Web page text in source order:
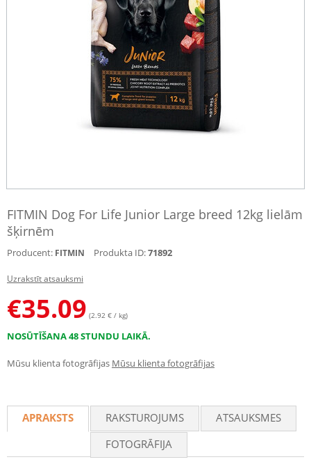
FITMIN Dog For Life Junior Large breed 12kg lielām
šķirnēm
Producent: FITMIN Produkta ID:71892
Uzrakstīt atsauksmi
€35.09 (2.92 € / kg)
NOSŪTĪŠANA 48 STUNDU LAIKĀ.
Mūsu klienta fotogrāfijas Mūsu klienta fotogrāfijas
APRAKSTS RAKSTUROJUMS
ATSAUKSMES
FOTOGRĀFIJA